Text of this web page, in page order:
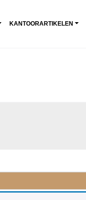
KANTOORARTIKELEN